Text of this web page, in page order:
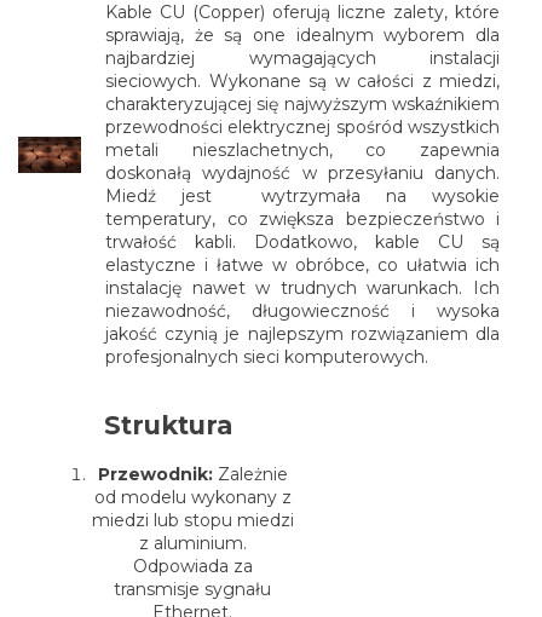
Kable CU (Copper) oferują liczne zalety, które
sprawiają, że są one idealnym wyborem dla
najbardziej wymagających instalacji
sieciowych. Wykonane są w całości z miedzi,
charakteryzującej się najwyższym wskaźnikiem
przewodności elektrycznej spośród wszystkich
metali nieszlachetnych, co zapewnia
doskonałą wydajność w przesyłaniu danych.
Miedź jest wytrzymała na wysokie
temperatury, co zwiększa bezpieczeństwo i
trwałość kabli. Dodatkowo, kable CU są
elastyczne i łatwe w obróbce, co ułatwia ich
instalację nawet w trudnych warunkach. Ich
niezawodność, długowieczność i wysoka
jakość czynią je najlepszym rozwiązaniem dla
profesjonalnych sieci komputerowych.
Struktura
Przewodnik:Zależnie
od modelu wykonany z
miedzi lub stopu miedzi
z aluminium.
Odpowiada za
transmisje sygnału